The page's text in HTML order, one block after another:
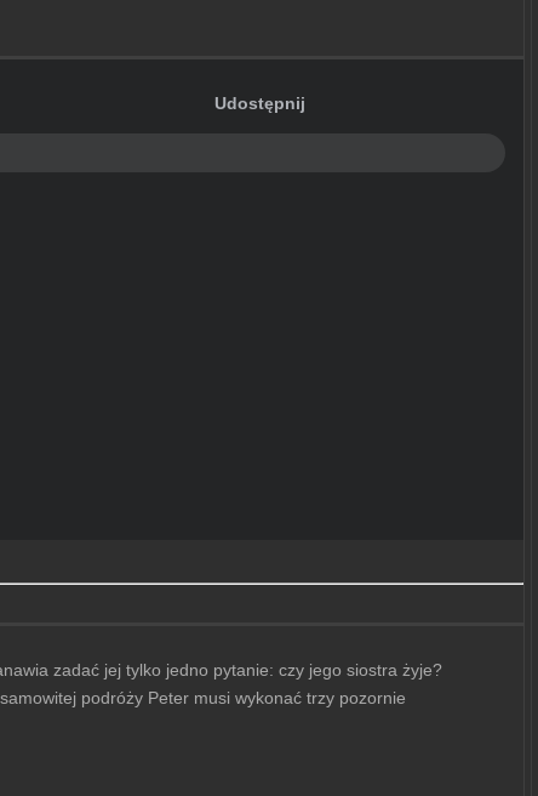
Udostępnij
zadać jej tylko jedno pytanie: czy jego siostra żyje?
podróży Peter musi wykonać trzy pozornie